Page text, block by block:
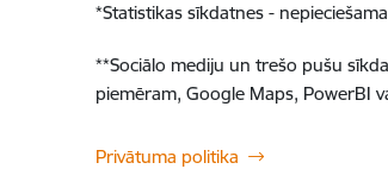
*Statistikas sīkdatnes -
**Sociālo mediju un trešo pušu
piemēram, Google Maps, PowerBI
Privātuma politika